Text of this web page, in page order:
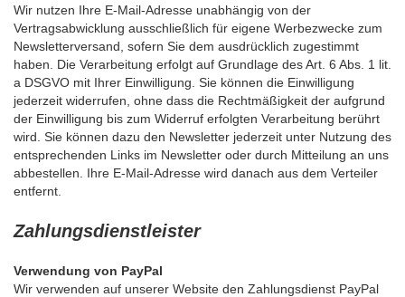
Wir nutzen Ihre E-Mail-Adresse unabhängig von der
Vertragsabwicklung ausschließlich für eigene Werbezwecke zum
Newsletterversand, sofern Sie dem ausdrücklich zugestimmt
haben. Die Verarbeitung erfolgt auf Grundlage des Art. 6 Abs. 1 lit.
a DSGVO mit Ihrer Einwilligung. Sie können die Einwilligung
jederzeit widerrufen, ohne dass die Rechtmäßigkeit der aufgrund
der Einwilligung bis zum Widerruf erfolgten Verarbeitung berührt
wird. Sie können dazu den Newsletter jederzeit unter Nutzung des
entsprechenden Links im Newsletter oder durch Mitteilung an uns
abbestellen. Ihre E-Mail-Adresse wird danach aus dem Verteiler
entfernt.
Zahlungsdienstleister
Verwendung von PayPal
Wir verwenden auf unserer Website den Zahlungsdienst PayPal